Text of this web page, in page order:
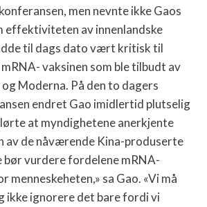
men nevnte ikke Gaos
effektiviteten av innenlandske
til dags dato vært kritisk til
vaksinen som ble tilbudt av
Moderna. På den to dagers
endret Gao imidlertid plutselig
at myndighetene anerkjente
av de nåværende Kina-produserte
bør vurdere fordelene mRNA-
menneskeheten,» sa Gao. «Vi må
ikke ignorere det bare fordi vi